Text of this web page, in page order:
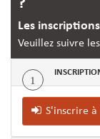
?
Les
Veuillez suivre
1
S'inscrire